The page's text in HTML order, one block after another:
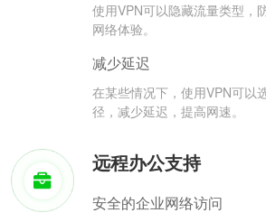
使用VPN可以隐藏流量类型，
网络体验。
减少延迟
在某些情况下，使用VPN可以
径，减少延迟，提高网速。
远程办公支持
安全的企业网络访问